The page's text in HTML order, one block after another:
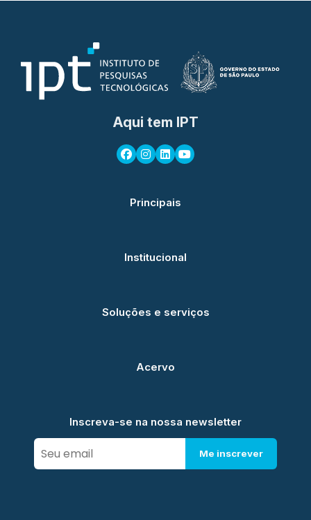
Aqui tem IPT
Principais
Institucional
Soluções e serviços
Acervo
Inscreva-se na nossa newsletter
Me inscrever